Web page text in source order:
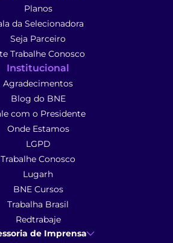
Planos
da Selecionadora
Seja Parceiro
Trabalhe Conosco
Institucional
Agradecimentos
Blog do BNE
com o Presidente
Onde Estamos
LGPD
Trabalhe Conosco
Lugarh
BNE Cursos
Trabalha Brasil
Redtrabaje
de Imprensa